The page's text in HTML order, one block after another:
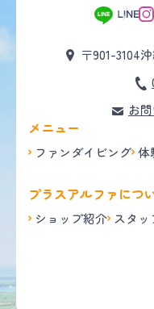
〒901-3104
お
メニュー
ファンダイビング 体
プラスアルファにつ
ショップ紹介 スタッ